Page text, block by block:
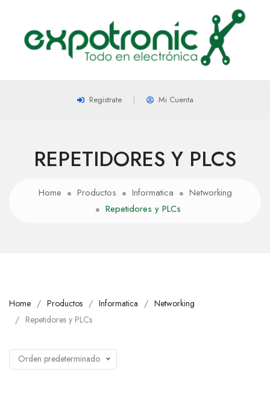
Registrate Mi Cuenta
REPETIDORES Y PLCS
Home Productos Informatica
Networking
Repetidores y PLCs
Home Productos Informatica
Networking
Repetidores y PLCs
Orden predeterminado